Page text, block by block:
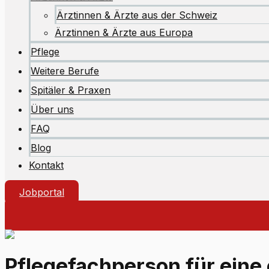
Ärztinnen & Ärzte aus der Schweiz
Ärztinnen & Ärzte aus Europa
Pflege
Weitere Berufe
Spitäler & Praxen
Über uns
FAQ
Blog
Kontakt
Jobportal